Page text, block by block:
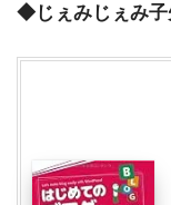
◆じぇみじぇみ子